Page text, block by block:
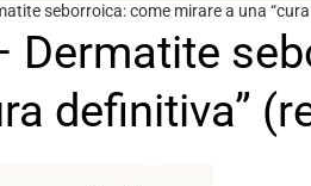
seborroica: come mirare a una
Dermatite
definitiva”